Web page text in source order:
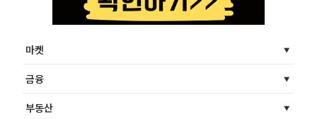
마켓
금융
부동산